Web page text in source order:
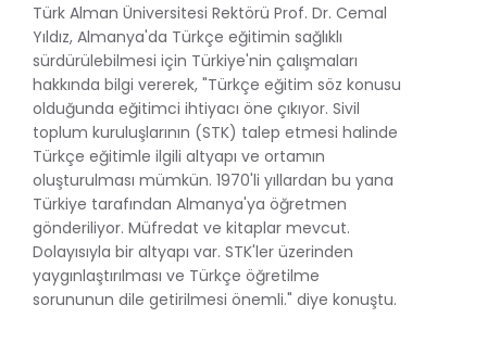
Türk Alman Üniversitesi Rektörü Prof. Dr. Cemal
Yıldız, Almanya'da Türkçe eğitimin sağlıklı
sürdürülebilmesi için Türkiye'nin çalışmaları
hakkında bilgi vererek, "Türkçe eğitim söz konusu
olduğunda eğitimci ihtiyacı öne çıkıyor. Sivil
toplum kuruluşlarının (STK) talep etmesi halinde
Türkçe eğitimle ilgili altyapı ve ortamın
oluşturulması mümkün. 1970'li yıllardan bu yana
Türkiye tarafından Almanya'ya öğretmen
gönderiliyor. Müfredat ve kitaplar mevcut.
Dolayısıyla bir altyapı var. STK'ler üzerinden
yaygınlaştırılması ve Türkçe öğretilme
sorununun dile getirilmesi önemli." diye konuştu.